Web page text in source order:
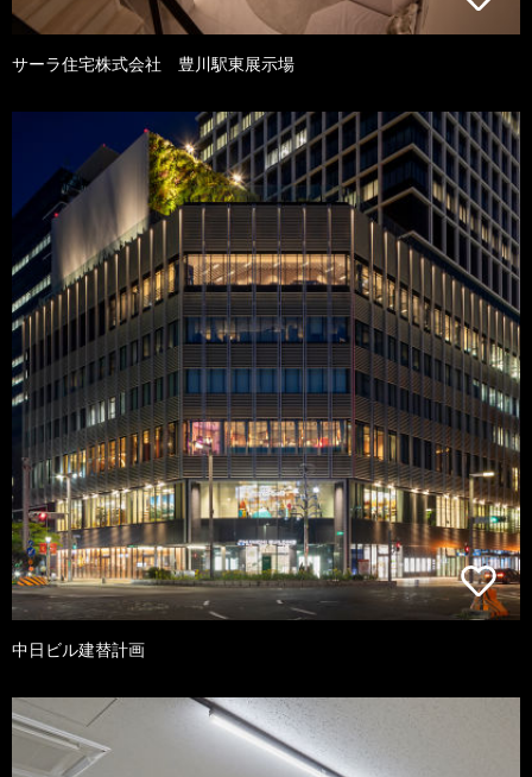
サーラ住宅株式会社 豊川駅東展示場
中日ビル建替計画